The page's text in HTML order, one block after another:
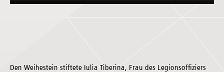
Den Weihestein stiftete Iulia Tiberina, Frau des Legionsoffiziers